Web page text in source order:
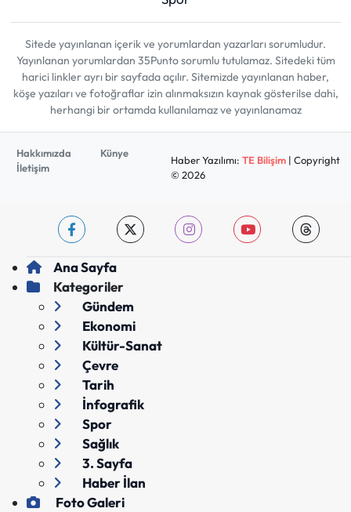
Sitede yayınlanan içerik ve yorumlardan yazarları sorumludur.
Yayınlanan yorumlardan 35Punto sorumlu tutulamaz. Sitedeki tüm
harici linkler ayrı bir sayfada açılır. Sitemizde yayınlanan haber,
köşe yazıları ve fotoğraflar izin alınmaksızın kaynak gösterilse dahi,
herhangi bir ortamda kullanılamaz ve yayınlanamaz
Hakkımızda
Künye
İletişim
Haber Yazılımı: TE Bilişim| Copyright
© 2026
Ana Sayfa
Kategoriler
Gündem
Ekonomi
Kültür-Sanat
Çevre
Tarih
İnfografik
Spor
Sağlık
3. Sayfa
Haber İlan
Foto Galeri